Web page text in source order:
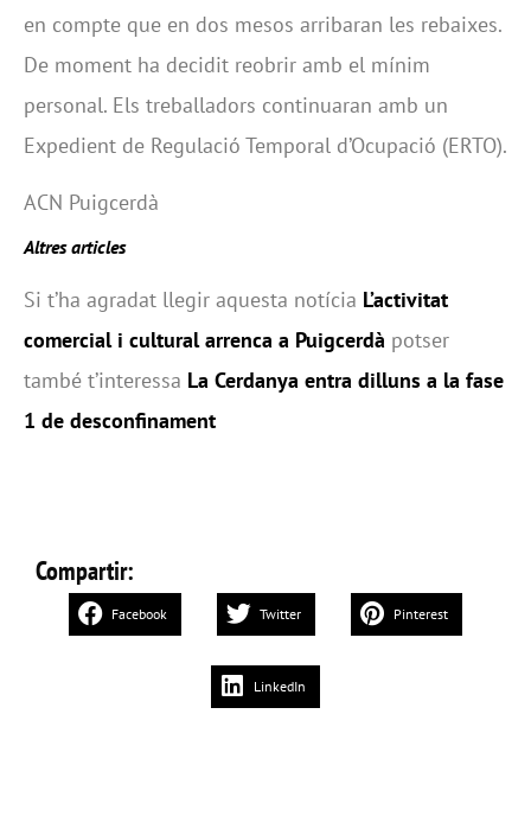
en compte que en dos mesos arribaran les rebaixes.
De moment ha decidit reobrir amb el mínim
personal. Els treballadors continuaran amb un
Expedient de Regulació Temporal d’Ocupació (ERTO).
ACN Puigcerdà
Altres articles
Si t’ha agradat llegir aquesta notícia L’activitat
comercial i cultural arrenca a Puigcerdà potser
també t’interessa La Cerdanya entra dilluns a la fase
1 de desconfinament
Compartir:
Facebook Twitter Pinterest
LinkedIn